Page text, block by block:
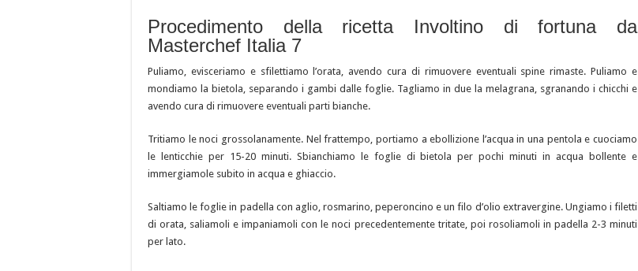
Procedimento della ricetta Involtino di fortuna da
Masterchef Italia 7
Puliamo, evisceriamo e sfilettiamo l’orata, avendo cura di rimuovere eventuali spine rimaste. Puliamo e
mondiamo la bietola, separando i gambi dalle foglie. Tagliamo in due la melagrana, sgranando i chicchi e
avendo cura di rimuovere eventuali parti bianche.
Tritiamo le noci grossolanamente. Nel frattempo, portiamo a ebollizione l’acqua in una pentola e cuociamo
le lenticchie per 15-20 minuti. Sbianchiamo le foglie di bietola per pochi minuti in acqua bollente e
immergiamole subito in acqua e ghiaccio.
Saltiamo le foglie in padella con aglio, rosmarino, peperoncino e un filo d’olio extravergine. Ungiamo i filetti
di orata, saliamoli e impaniamoli con le noci precedentemente tritate, poi rosoliamoli in padella 2-3 minuti
per lato.